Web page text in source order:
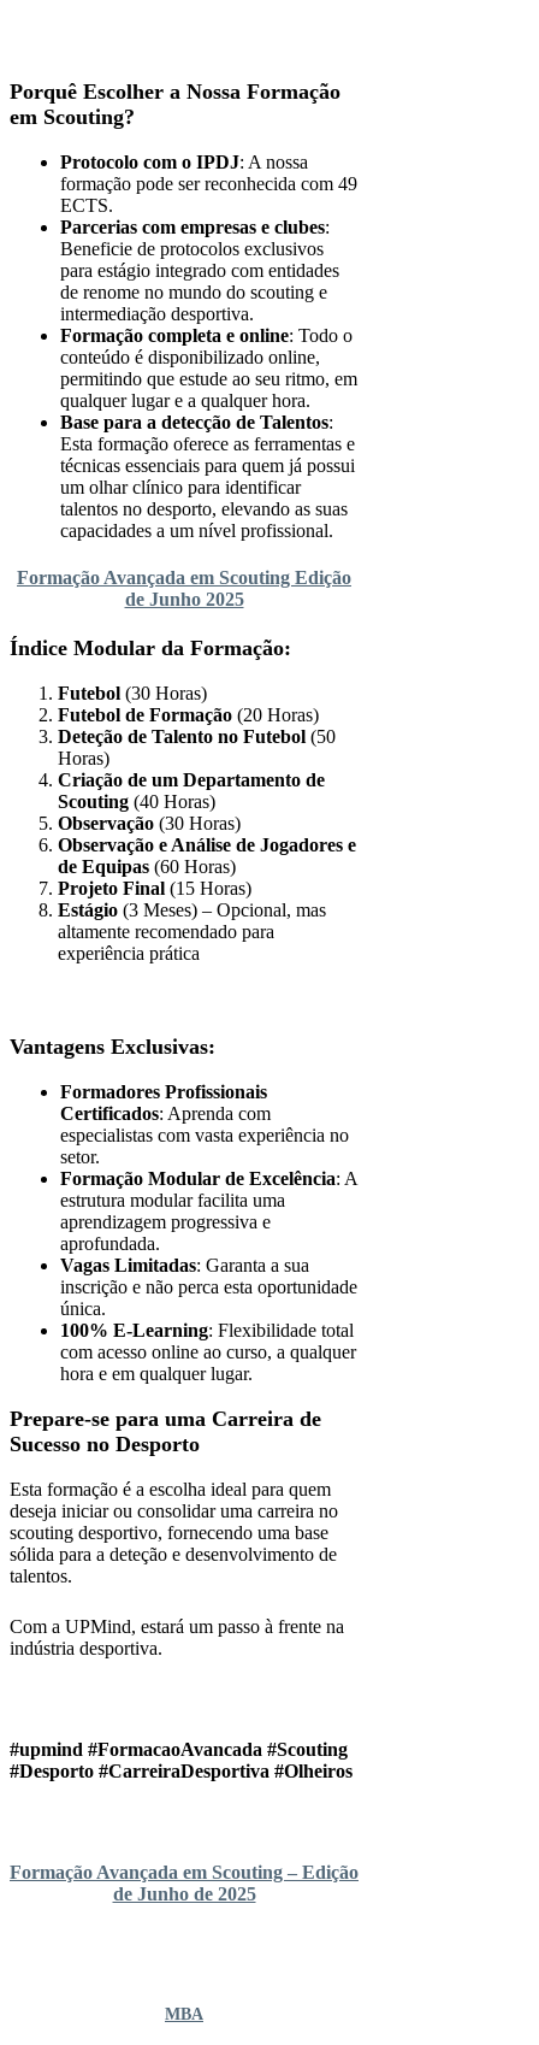
Porquê Escolher a Nossa Formação
em Scouting?
Protocolo com o IPDJ: A nossa
formação pode ser reconhecida com 49
ECTS.
Parcerias com empresas e clubes:
Beneficie de protocolos exclusivos
para estágio integrado com entidades
de renome no mundo do scouting e
intermediação desportiva.
Formação completa e online: Todo o
conteúdo é disponibilizado online,
permitindo que estude ao seu ritmo, em
qualquer lugar e a qualquer hora.
Base para a detecção de Talentos:
Esta formação oferece as ferramentas e
técnicas essenciais para quem já possui
um olhar clínico para identificar
talentos no desporto, elevando as suas
capacidades a um nível profissional.
Formação Avançada em Scouting Edição
de Junho 2025
Índice Modular da Formação:
Futebol (30 Horas)
Futebol de Formação (20 Horas)
Deteção de Talento no Futebol (50
Horas)
Criação de um Departamento de
Scouting (40 Horas)
Observação (30 Horas)
Observação e Análise de Jogadores e
de Equipas (60 Horas)
Projeto Final (15 Horas)
Estágio (3 Meses) – Opcional, mas
altamente recomendado para
experiência prática
Vantagens Exclusivas:
Formadores Profissionais
Certificados: Aprenda com
especialistas com vasta experiência no
setor.
Formação Modular de Excelência: A
estrutura modular facilita uma
aprendizagem progressiva e
aprofundada.
Vagas Limitadas: Garanta a sua
inscrição e não perca esta oportunidade
única.
100% E-Learning: Flexibilidade total
com acesso online ao curso, a qualquer
hora e em qualquer lugar.
Prepare-se para uma Carreira de
Sucesso no Desporto
Esta formação é a escolha ideal para quem
deseja iniciar ou consolidar uma carreira no
scouting desportivo, fornecendo uma base
sólida para a deteção e desenvolvimento de
talentos.
Com a UPMind, estará um passo à frente na
indústria desportiva.
#upmind #FormacaoAvancada #Scouting
#Desporto #CarreiraDesportiva #Olheiros
Formação Avançada em Scouting – Edição
de Junho de 2025
MBA